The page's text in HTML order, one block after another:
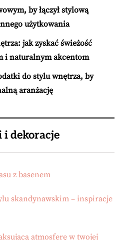
by łączył stylową
użytkowania
jak zyskać świeżość
i naturalnym akcentom
do stylu wnętrza, by
aranżację
i dekoracje
z basenem
skandynawskim – inspiracje
atmosferę w twojej